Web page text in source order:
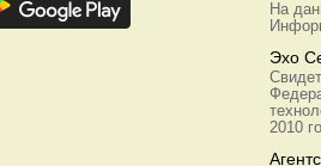
На
Эхо
2010